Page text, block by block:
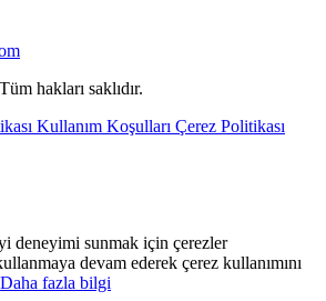
hakları saklıdır.
Kullanım Koşulları Çerez Politikası
deneyimi sunmak için çerezler
devam ederek çerez kullanımını
Daha fazla bilgi